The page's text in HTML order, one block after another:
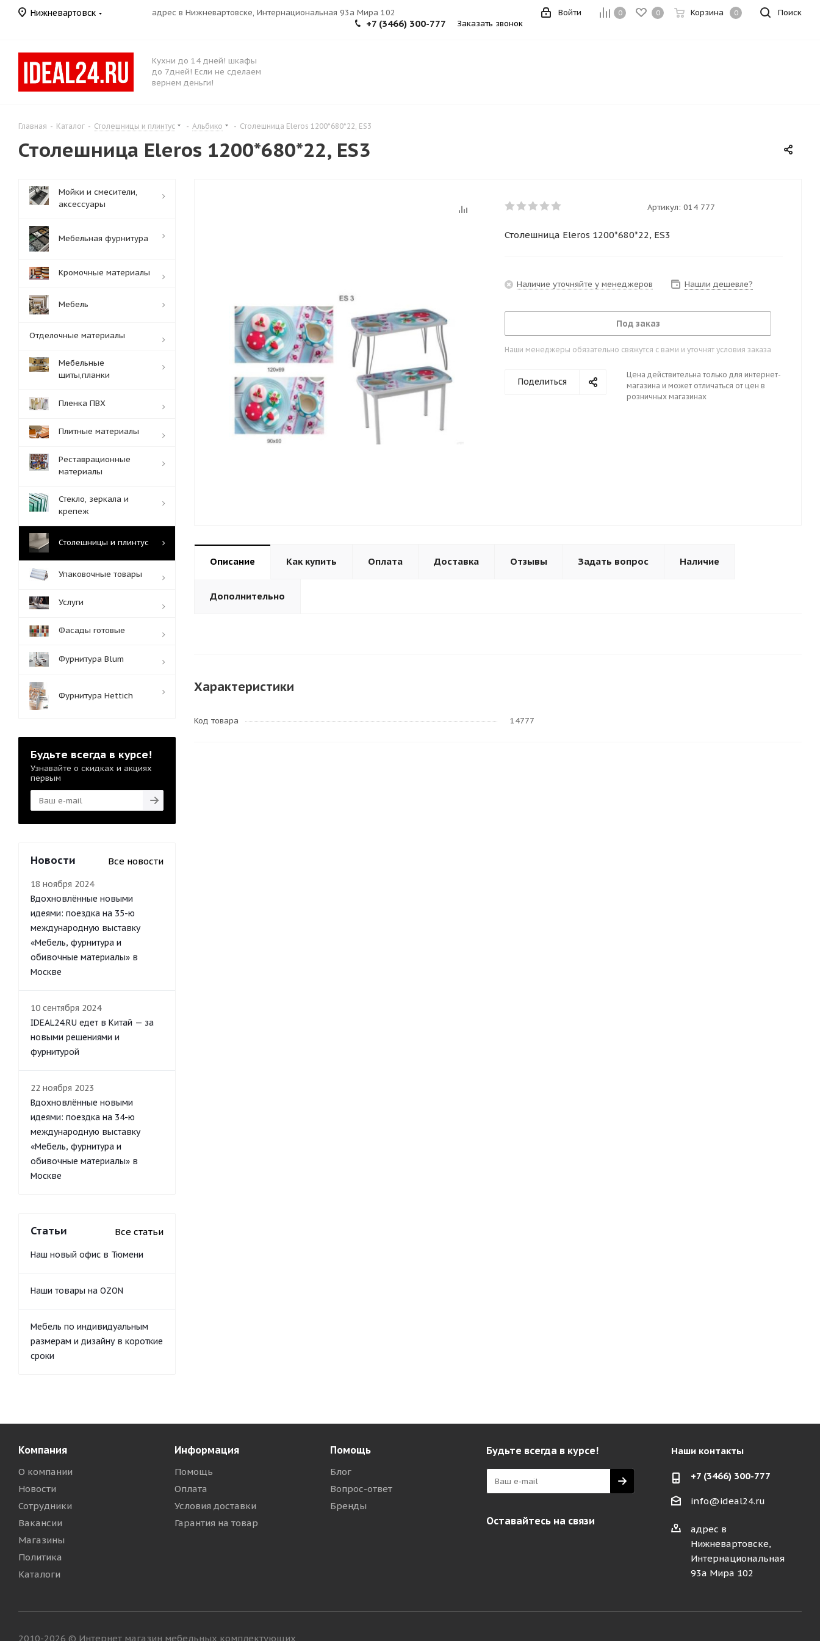
Нижневартовск адрес в Нижневартовске, Интернациональная 93а Мира 102 Поиск
0 0 Корзина 0
Войти
+7 (3466) 300-777 Заказать звонок
Кухни до 14 дней! шкафы
до 7дней! Если не сделаем
вернем деньги!
Главная - Каталог - Столешницы и плинтус - Альбико - Столешница Eleros 1200*680*22, ES3
Столешница Eleros 1200*680*22, ES3
Артикул: 014 777
Столешница Eleros 1200*680*22, ES3
Наличие уточняйте у менеджеров Нашли дешевле?
Под заказ
Наши менеджеры обязательно свяжутся с вами и уточнят условия заказа
Поделиться
Цена действительна только для интернет-
магазина и может отличаться от цен в
розничных магазинах
Описание Как купить Оплата Доставка Отзывы Задать вопрос Наличие
Дополнительно
Характеристики
Код товара 14777
Мойки и смесители,
аксессуары
Мебельная фурнитура
Кромочные материалы
Мебель
Отделочные материалы
Мебельные
щиты,планки
Пленка ПВХ
Плитные материалы
Реставрационные
материалы
Стекло, зеркала и
крепеж
Столешницы и плинтус
Упаковочные товары
Услуги
Фасады готовые
Фурнитура Blum
Фурнитура Hettich
Будьте всегда в курсе!
Узнавайте о скидках и акциях
первым
Новости Все новости
18 ноября 2024
Вдохновлённые новыми
идеями: поездка на 35-ю
международную выставку
«Мебель, фурнитура и
обивочные материалы» в
Москве
10 сентября 2024
IDEAL24.RU едет в Китай — за
новыми решениями и
фурнитурой
22 ноября 2023
Вдохновлённые новыми
идеями: поездка на 34-ю
международную выставку
«Мебель, фурнитура и
обивочные материалы» в
Москве
Статьи Все статьи
Наш новый офис в Тюмени
Наши товары на OZON
Мебель по индивидуальным
размерам и дизайну в короткие
сроки
Компания
О компании
Новости
Сотрудники
Вакансии
Магазины
Политика
Каталоги
Информация
Помощь
Оплата
Условия доставки
Гарантия на товар
Помощь
Блог
Вопрос-ответ
Бренды
Будьте всегда в курсе!
Оставайтесь на связи
Наши контакты
+7 (3466) 300-777
info@ideal24.ru
адрес в
Нижневартовске,
Интернациональная
93а Мира 102
2010-2026 © Интернет магазин мебельных комплектующих